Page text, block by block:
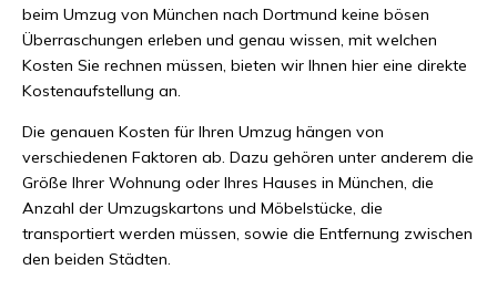
beim Umzug von München nach Dortmund keine bösen
Überraschungen erleben und genau wissen, mit welchen
Kosten Sie rechnen müssen, bieten wir Ihnen hier eine direkte
Kostenaufstellung an.
Die genauen Kosten für Ihren Umzug hängen von
verschiedenen Faktoren ab. Dazu gehören unter anderem die
Größe Ihrer Wohnung oder Ihres Hauses in München, die
Anzahl der Umzugskartons und Möbelstücke, die
transportiert werden müssen, sowie die Entfernung zwischen
den beiden Städten.